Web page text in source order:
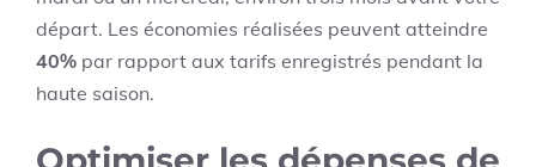
départ. Les économies réalisées peuvent atteindre
40% par rapport aux tarifs enregistrés pendant la
haute saison.